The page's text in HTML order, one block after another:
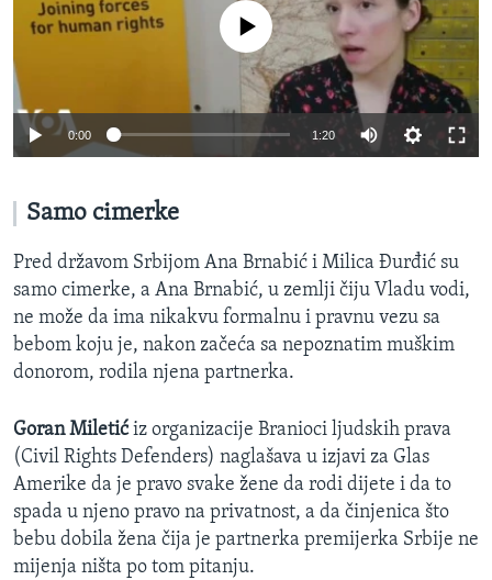
No media source currently available
0:00 1:20
Samo cimerke
Pred državom Srbijom Ana Brnabić i Milica Đurđić su
samo cimerke, a Ana Brnabić, u zemlji čiju Vladu vodi,
ne može da ima nikakvu formalnu i pravnu vezu sa
bebom koju je, nakon začeća sa nepoznatim muškim
donorom, rodila njena partnerka.
Goran Miletićiz organizacije Branioci ljudskih prava
(Civil Rights Defenders) naglašava u izjavi za Glas
Amerike da je pravo svake žene da rodi dijete i da to
spada u njeno pravo na privatnost, a da činjenica što
bebu dobila žena čija je partnerka premijerka Srbije ne
mijenja ništa po tom pitanju.